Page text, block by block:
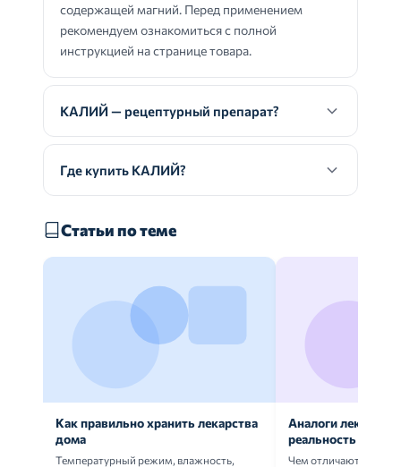
содержащей магний. Перед применением
рекомендуем ознакомиться с полной
инструкцией на странице товара.
КАЛИЙ — рецептурный препарат?
Где купить КАЛИЙ?
Статьи по теме
Как правильно хранить лекарства
дома
Температурный режим, влажность,
Аналоги
реальность
Чем отличаются